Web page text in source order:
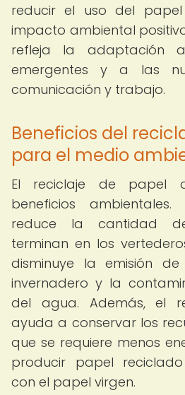
reducir el uso del
impacto ambiental
refleja la adaptación
emergentes y a las
comunicación y trabajo.
Beneficios del
para el medio
El reciclaje de papel
beneficios
reduce la cantidad
terminan en los
disminuye la emisión
invernadero y la
del agua. Además, el
ayuda a conservar los
que se requiere menos
producir papel
con el papel virgen.